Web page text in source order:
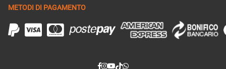
METODI DI PAGAMENTO